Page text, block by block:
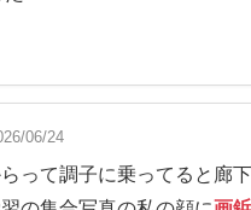
06/24
って調子に乗ってると廊